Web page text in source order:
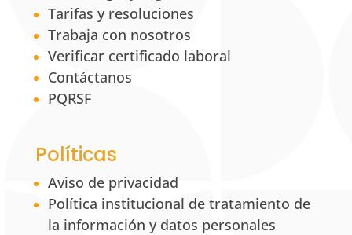
Tarifas y resoluciones
Trabaja con nosotros
Verificar certificado laboral
Contáctanos
PQRSF
Políticas
Aviso de privacidad
Política institucional de tratamiento de
la información y datos personales